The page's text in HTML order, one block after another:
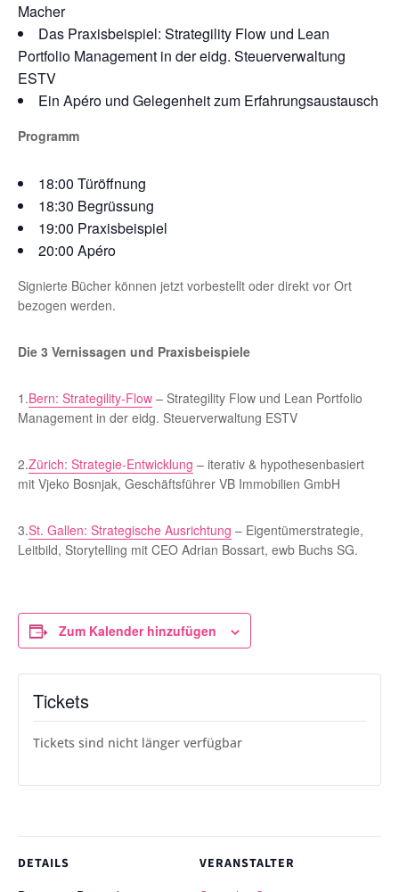
Macher
Das Praxisbeispiel: Strategility Flow und Lean
Portfolio Management in der eidg. Steuerverwaltung
ESTV
Ein Apéro und Gelegenheit zum Erfahrungsaustausch
Programm
18:00 Türöffnung
18:30 Begrüssung
19:00 Praxisbeispiel
20:00 Apéro
Signierte Bücher können jetzt vorbestellt oder direkt vor Ort
bezogen werden.
Die 3 Vernissagen und Praxisbeispiele
1.Bern: Strategility-Flow – Strategility Flow und Lean Portfolio
Management in der eidg. Steuerverwaltung ESTV
2.Zürich: Strategie-Entwicklung – iterativ & hypothesenbasiert
mit Vjeko Bosnjak, Geschäftsführer VB Immobilien GmbH
3.St. Gallen: Strategische Ausrichtung – Eigentümerstrategie,
Leitbild, Storytelling mit CEO Adrian Bossart, ewb Buchs SG.
Zum Kalender hinzufügen
DETAILS
VERANSTALTER
Tickets
Tickets sind nicht länger verfügbar